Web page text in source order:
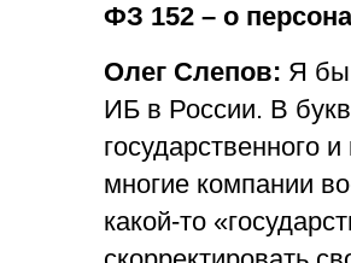
ФЗ 152 – о
Олег Слепов: Я бы
ИБ в России. В
государственного
многие компании
какой-то